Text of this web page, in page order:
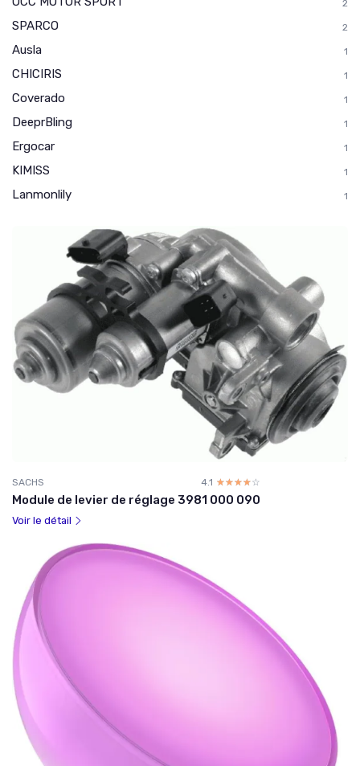
2
SPARCO 2
Ausla 1
CHICIRIS 1
Coverado 1
DeeprBling 1
Ergocar 1
KIMISS 1
Lanmonlily 1
SACHS 4.1 ☆☆☆☆☆
★★★★★
Module de levier de réglage 3981 000 090
Voir le détail